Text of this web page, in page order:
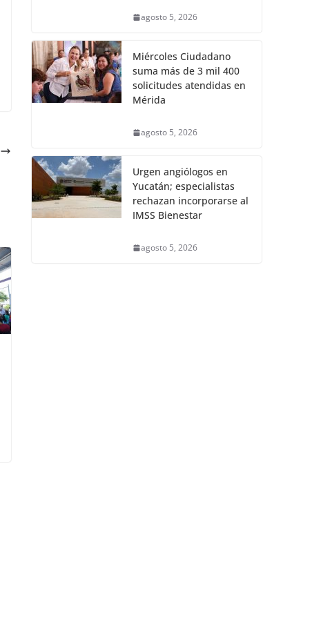
agosto 5, 2026
Miércoles Ciudadano
suma más de 3 mil 400
solicitudes atendidas en
Mérida
agosto 5, 2026
Urgen angiólogos en
Yucatán; especialistas
rechazan incorporarse al
IMSS Bienestar
agosto 5, 2026